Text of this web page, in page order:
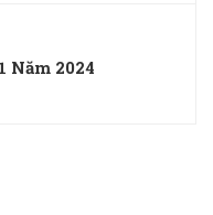
Năm 2024